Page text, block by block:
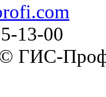
13-00
ГИС-